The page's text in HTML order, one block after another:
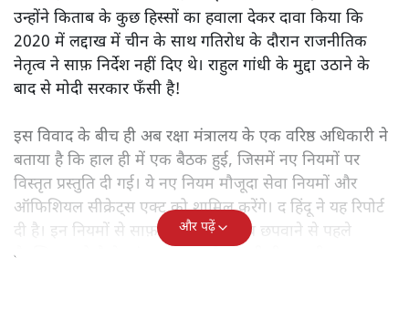
उन्होंने किताब के कुछ हिस्सों का हवाला देकर दावा किया कि
2020 में लद्दाख में चीन के साथ गतिरोध के दौरान राजनीतिक
नेतृत्व ने साफ़ निर्देश नहीं दिए थे। राहुल गांधी के मुद्दा उठाने के
बाद से मोदी सरकार फँसी है!
इस विवाद के बीच ही अब रक्षा मंत्रालय के एक वरिष्ठ अधिकारी ने
बताया है कि हाल ही में एक बैठक हुई, जिसमें नए नियमों पर
विस्तृत प्रस्तुति दी गई। ये नए नियम मौजूदा सेवा नियमों और
ऑफिशियल सीक्रेट्स एक्ट को शामिल करेंगे। द हिंदू ने यह रिपोर्ट
दी है। इन नियमों से साफ़ होगा कि किताब छपवाने से पहले
मैनुस्क्रिप्ट को कैसे जांचा जाएगा और मंजूरी दी जाएगी।
और पढ़ें